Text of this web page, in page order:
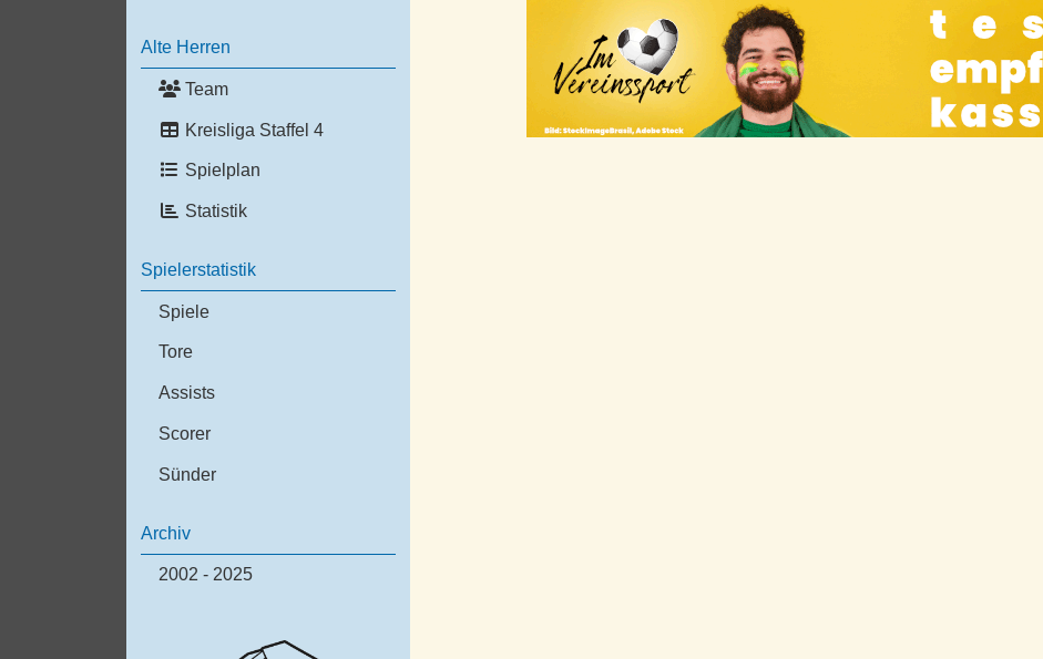
Alte Herren
Team
Kreisliga Staffel 4
Spielplan
Statistik
Spielerstatistik
Spiele
Tore
Assists
Scorer
Sünder
Archiv
2002 - 2025